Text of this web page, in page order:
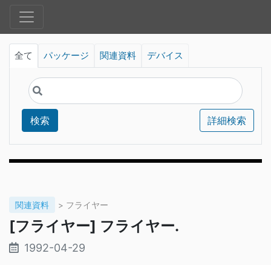
全て パッケージ 関連資料 デバイス
検索 詳細検索
関連資料 > フライヤー
[フライヤー] フライヤー.
1992-04-29